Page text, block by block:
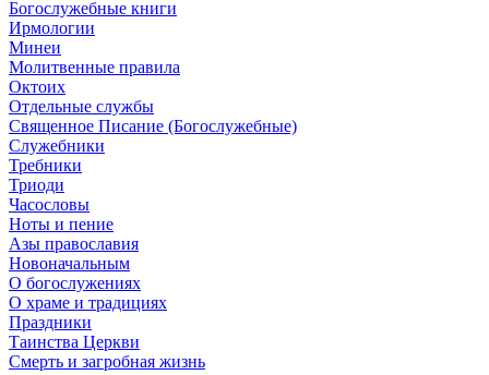
Богослужебные книги
Ирмологии
Минеи
Молитвенные правила
Октоих
Отдельные службы
Священное Писание (Богослужебные)
Служебники
Требники
Триоди
Часословы
Ноты и пение
Азы православия
Новоначальным
О богослужениях
О храме и традициях
Праздники
Таинства Церкви
Смерть и загробная жизнь